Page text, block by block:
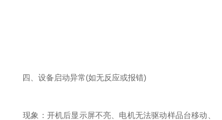
四、设备启动异常(如无反应或报错)
​​现象​​：开机后显示屏不亮、电机无法驱动样品台移动、